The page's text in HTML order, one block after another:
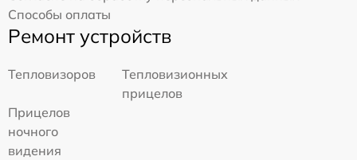
Способы оплаты
Ремонт устройств
Тепловизоров
Тепловизионных
прицелов
Прицелов
ночного
видения